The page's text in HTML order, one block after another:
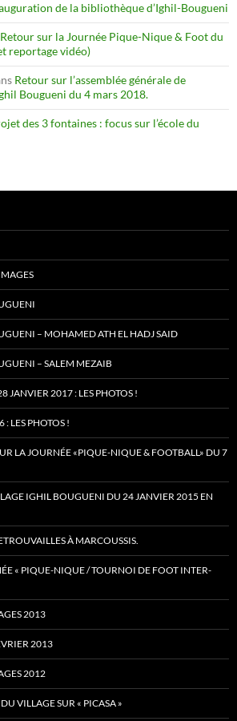
de la bibliothèque d’Ighil-Bougueni
Retour sur la Journée Pique-Nique & Foot du
reportage vidéo)
Retour sur l’assemblée générale de
Bougueni du 4 mars 2018.
des 3 fontaines : focus sur l’école du
– MOHAMED ATH EL HADJ SAID
– SALEM MEZAIB
JANVIER 2017 : LES PHOTOS !
: LES PHOTOS !
LA JOURNÉE «PIQUE-NIQUE & FOOTBALL» DU 7
IGHIL BOUGUENI DU 24 JANVIER 2015 EN
À MARCOUSSIS.
« PIQUE-NIQUE / TOURNOI DE FOOT INTER-
2013
2013
2012
VILLAGE SUR « PICASA »